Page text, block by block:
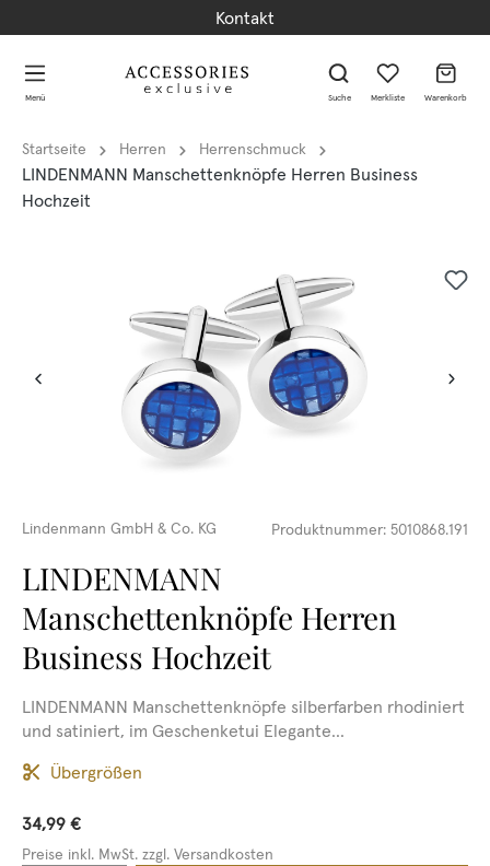
Kontakt
Menü Suche Merkliste Warenkorb
Startseite Herren Herrenschmuck
LINDENMANN Manschettenknöpfe Herren Business
Hochzeit
Lindenmann GmbH & Co. KG Produktnummer: 5010868.191
LINDENMANN
Manschettenknöpfe Herren
Business Hochzeit
LINDENMANN Manschettenknöpfe silberfarben rhodiniert
und satiniert, im Geschenketui Elegante...
Übergrößen
34,99 €
Preise inkl. MwSt. zzgl. Versandkosten